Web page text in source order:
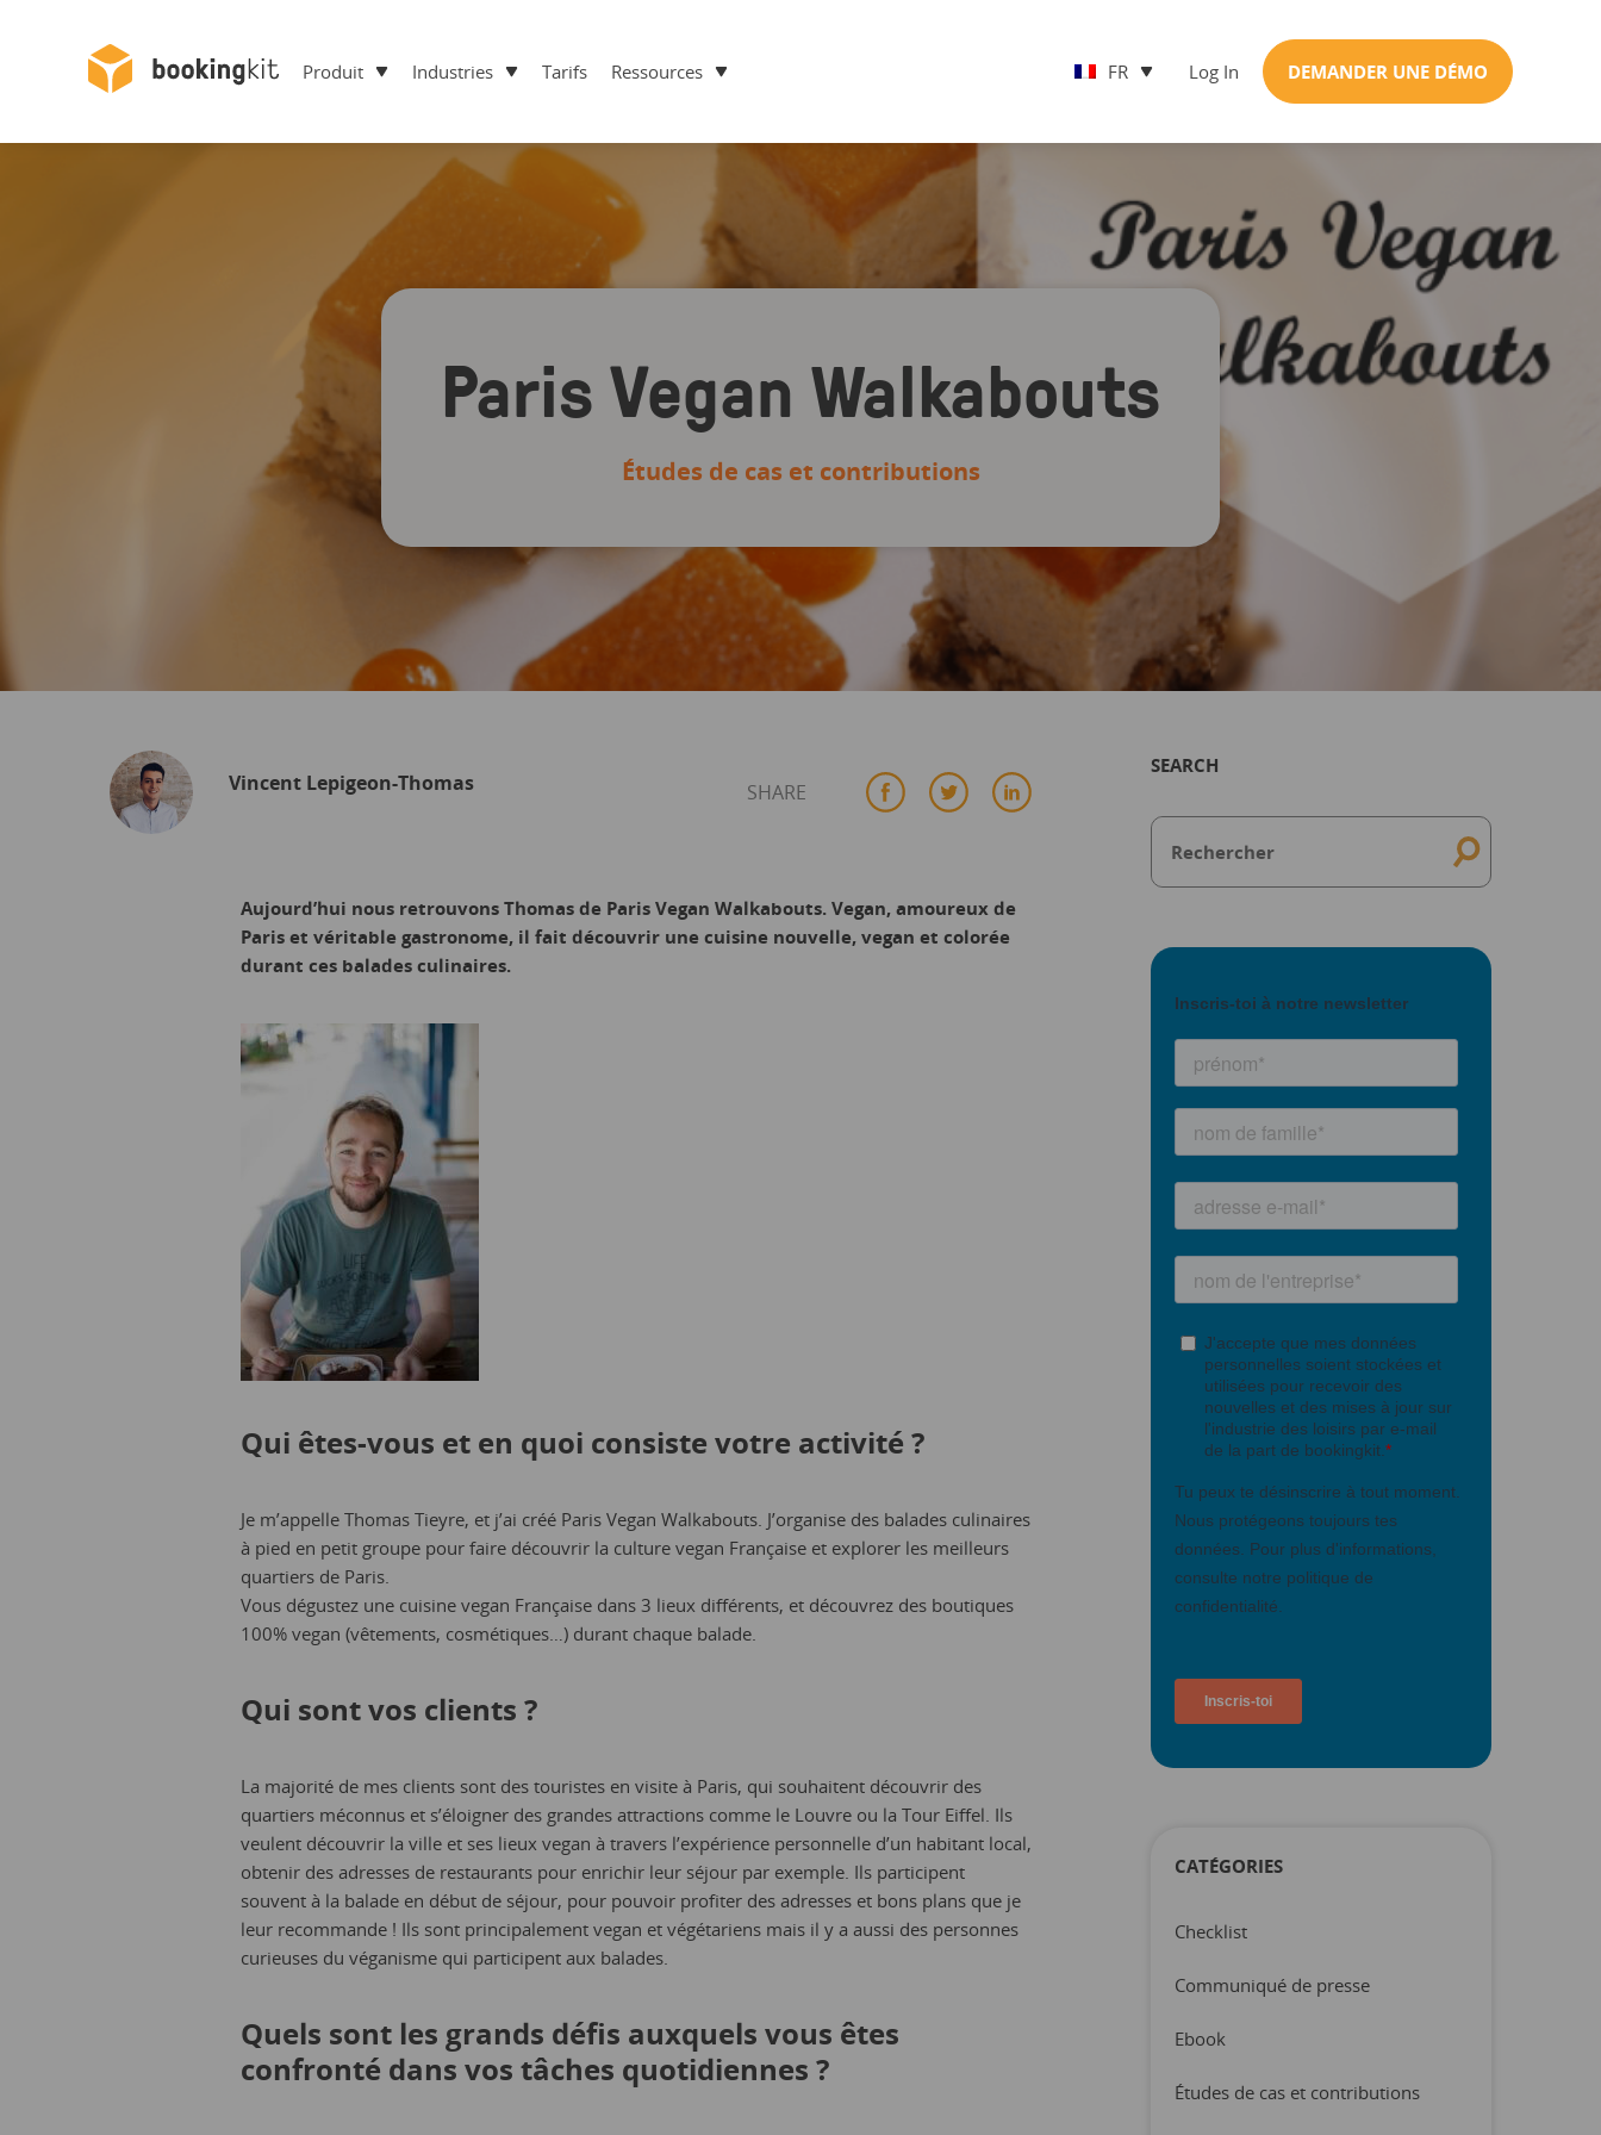
Produit Industries Tarifs Ressources FR Log In DEMANDER UNE DÉMO
Paris Vegan Walkabouts
Études de cas et contributions
Vincent Lepigeon-Thomas SHARE
Aujourd’hui nous retrouvons Thomas de Paris Vegan Walkabouts. Vegan, amoureux de
Paris et véritable gastronome, il fait découvrir une cuisine nouvelle, vegan et colorée
durant ces balades culinaires.
Qui êtes-vous et en quoi consiste votre activité ?
Je m’appelle Thomas Tieyre, et j’ai créé Paris Vegan Walkabouts. J’organise des balades culinaires
à pied en petit groupe pour faire découvrir la culture vegan Française et explorer les meilleurs
quartiers de Paris.
Vous dégustez une cuisine vegan Française dans 3 lieux différents, et découvrez des boutiques
100% vegan (vêtements, cosmétiques…) durant chaque balade.
Qui sont vos clients ?
La majorité de mes clients sont des touristes en visite à Paris, qui souhaitent découvrir des
quartiers méconnus et s’éloigner des grandes attractions comme le Louvre ou la Tour Eiffel. Ils
veulent découvrir la ville et ses lieux vegan à travers l’expérience personnelle d’un habitant local,
obtenir des adresses de restaurants pour enrichir leur séjour par exemple. Ils participent
souvent à la balade en début de séjour, pour pouvoir profiter des adresses et bons plans que je
leur recommande ! Ils sont principalement vegan et végétariens mais il y a aussi des personnes
curieuses du véganisme qui participent aux balades.
Quels sont les grands défis auxquels vous êtes
confronté dans vos tâches quotidiennes ?
SEARCH
CATÉGORIES
Checklist
Communiqué de presse
Ebook
Études de cas et contributions